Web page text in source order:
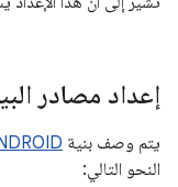
إعداد مصادر
يتم وصف بنية
النحو التالي: